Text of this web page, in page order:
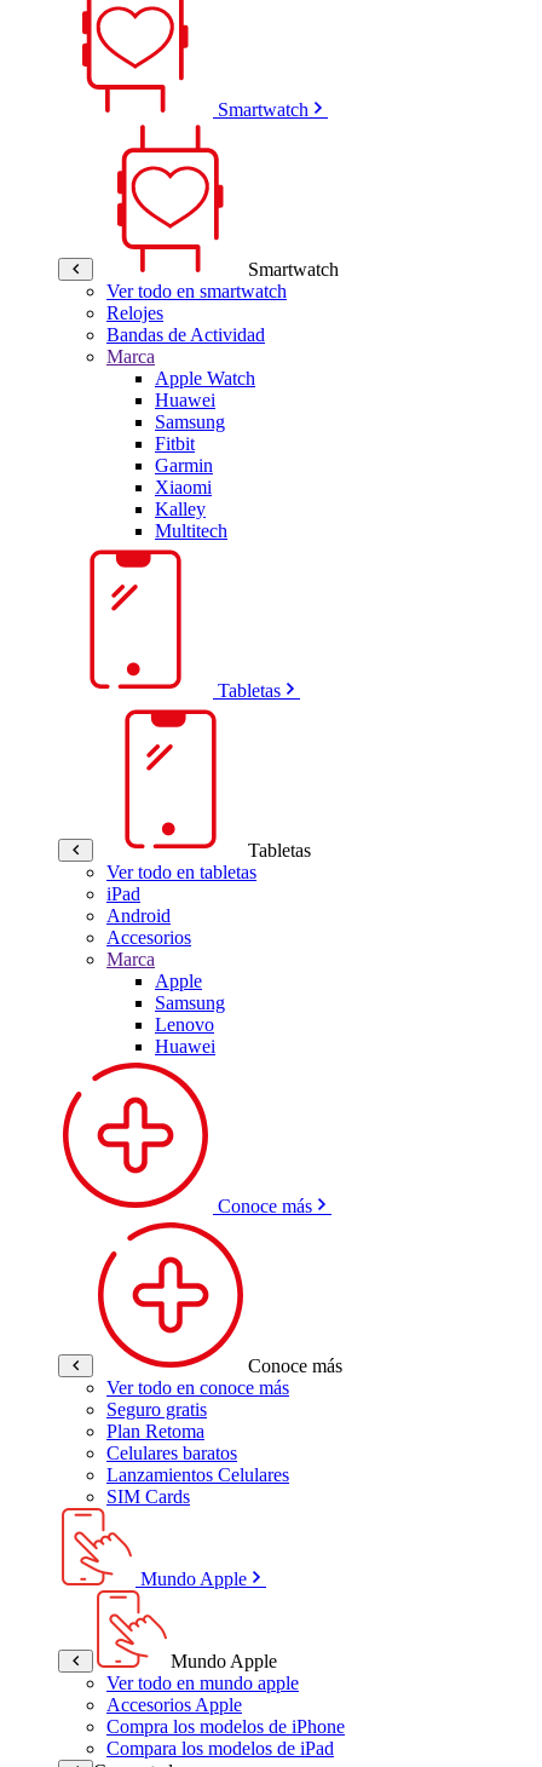
Smartwatch
Smartwatch
Ver todo en smartwatch
Relojes
Bandas de Actividad
Marca
Apple Watch
Huawei
Samsung
Fitbit
Garmin
Xiaomi
Kalley
Multitech
Tabletas
Tabletas
Ver todo en tabletas
iPad
Android
Accesorios
Marca
Apple
Samsung
Lenovo
Huawei
Conoce más
Conoce más
Ver todo en conoce más
Seguro gratis
Plan Retoma
Celulares baratos
Lanzamientos Celulares
SIM Cards
Mundo Apple
Mundo Apple
Ver todo en mundo apple
Accesorios Apple
Compra los modelos de iPhone
Compara los modelos de iPad